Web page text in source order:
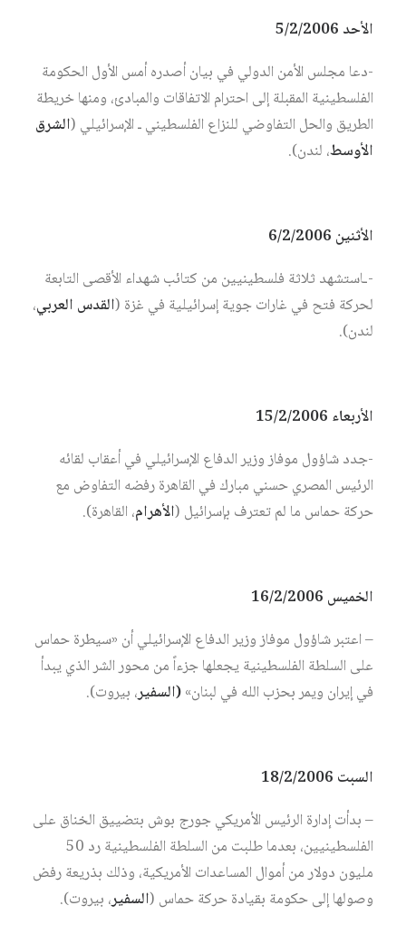
الأحد 5/2/2006
-دعا مجلس الأمن الدولي في بيان أصدره أمس الأول الحكومة
الفلسطينية المقبلة إلى احترام الاتفاقات والمبادئ، ومنها خريطة
الطريق والحل التفاوضي للنزاع الفلسطيني ـ الإسرائيلي (الشرق
الأوسط، لندن).
الأثنين 6/2/2006
-ـاستشهد ثلاثة فلسطينيين من كتائب شهداء الأقصى التابعة
لحركة فتح في غارات جوية إسرائيلية في غزة (القدس العربي،
لندن).
الأربعاء 15/2/2006
-جدد شاؤول موفاز وزير الدفاع الإسرائيلي في أعقاب لقائه
الرئيس المصري حسني مبارك في القاهرة رفضه التفاوض مع
حركة حماس ما لم تعترف بإسرائيل (الأهرام، القاهرة).
الخميس 16/2/2006
– اعتبر شاؤول موفاز وزير الدفاع الإسرائيلي أن «سيطرة حماس
على السلطة الفلسطينية يجعلها جزءاً من محور الشر الذي يبدأ
في إيران ويمر بحزب الله في لبنان»(السفير، بيروت).
السبت 18/2/2006
– بدأت إدارة الرئيس الأمريكي جورج بوش بتضييق الخناق على
الفلسطينيين، بعدما طلبت من السلطة الفلسطينية رد 50
مليون دولار من أموال المساعدات الأمريكية، وذلك بذريعة رفض
وصولها إلى حكومة بقيادة حركة حماس (السفير، بيروت).